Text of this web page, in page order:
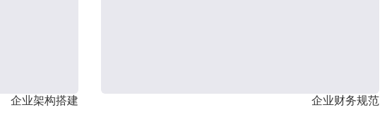
企业架构搭建 企业财务规范